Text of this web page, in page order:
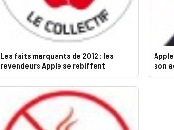
Les faits marquants de 2012 : les
revendeurs Apple se rebiffent
son